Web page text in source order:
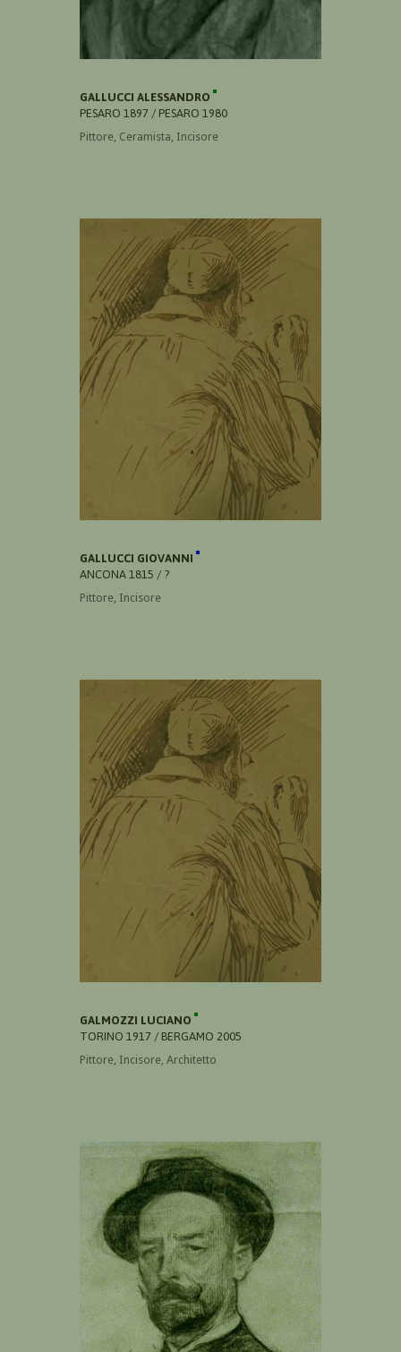
GALLUCCI ALESSANDRO
PESARO 1897 / PESARO 1980
Pittore, Ceramista, Incisore
GALLUCCI GIOVANNI
ANCONA 1815 / ?
Pittore, Incisore
GALMOZZI LUCIANO
TORINO 1917 / BERGAMO 2005
Pittore, Incisore, Architetto